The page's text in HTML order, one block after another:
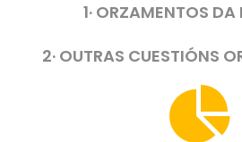
1· ORZAMENTOS
2· OUTRAS CUESTIÓNS